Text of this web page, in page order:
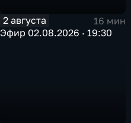
2 августа
16 мин
Эфир 02.08.2026 · 19:30